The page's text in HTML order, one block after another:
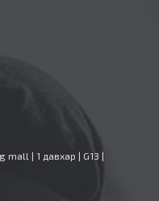
mall | 1 давхар | G13 |